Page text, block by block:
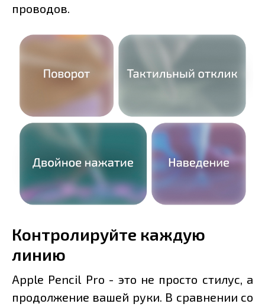
проводов.
Контролируйте каждую
линию
Apple Pencil Pro - это не просто стилус, а
продолжение вашей руки. В сравнении со